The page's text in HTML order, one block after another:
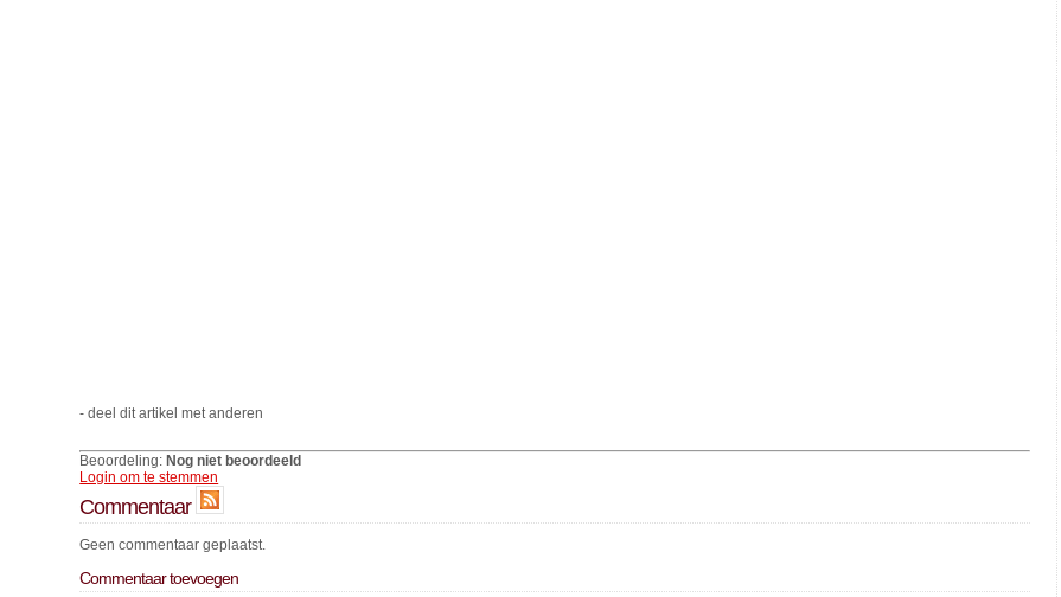
- deel dit artikel met anderen
Beoordeling: Nog niet beoordeeld
Login om te stemmen
Commentaar
Geen commentaar geplaatst.
Commentaar toevoegen